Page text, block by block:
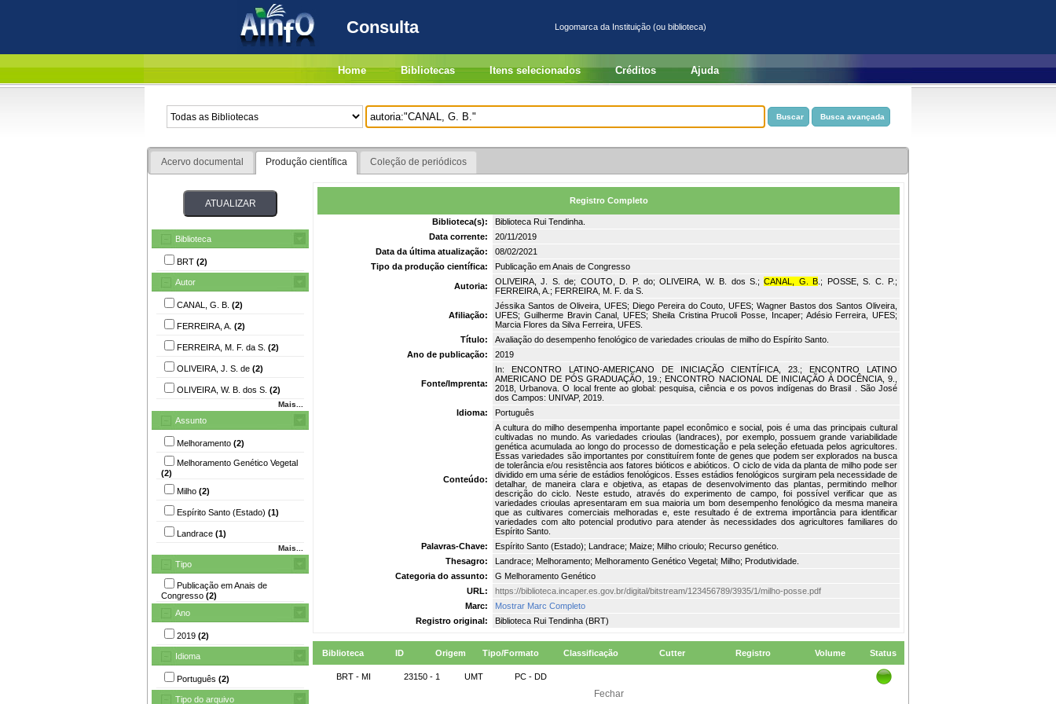
Consulta Logomarca da Instituição (ou biblioteca)
Home Bibliotecas Itens selecionados Créditos Ajuda
Acervo documental Produção científica Coleção de periódicos
Biblioteca
BRT (2)
Autor
CANAL, G. B. (2)
FERREIRA, A. (2)
FERREIRA, M. F. da S. (2)
OLIVEIRA, J. S. de (2)
OLIVEIRA, W. B. dos S. (2)
Mais...
Assunto
Melhoramento (2)
Melhoramento Genético Vegetal
(2)
Milho (2)
Espírito Santo (Estado) (1)
Landrace (1)
Mais...
Tipo
Publicação em Anais de
Congresso (2)
Ano
2019 (2)
Idioma
Português (2)
Tipo do arquivo
Registro Completo
Biblioteca(s):
Biblioteca Rui Tendinha.
Data corrente:
20/11/2019
Data da última atualização:
08/02/2021
Tipo da produção científica:
Publicação em Anais de Congresso
Autoria: OLIVEIRA, J. S. de; COUTO, D. P. do; OLIVEIRA, W. B. dos S.;CANAL, G. B .; POSSE, S. C. P.;
FERREIRA, A.; FERREIRA, M. F. da S.
Afiliação:
Jéssika Santos de Oliveira, UFES; Diego Pereira do Couto, UFES; Wagner Bastos dos Santos Oliveira,
UFES; Guilherme Bravin Canal, UFES; Sheila Cristina Prucoli Posse, Incaper; Adésio Ferreira, UFES;
Marcia Flores da Silva Ferreira, UFES.
Título:
Avaliação do desempenho fenológico de variedades crioulas de milho do Espírito Santo.
Ano de publicação:
2019
Fonte/Imprenta:
In: ENCONTRO LATINO-AMERICANO DE INICIAÇÃO CIENTÍFICA, 23.; ENCONTRO LATINO
AMERICANO DE PÓS GRADUAÇÃO, 19.; ENCONTRO NACIONAL DE INICIAÇÃO À DOCÊNCIA, 9.,
2018, Urbanova. O local frente ao global: pesquisa, ciência e os povos indígenas do Brasil . São José
dos Campos: UNIVAP, 2019.
Idioma:
Português
Conteúdo:
A cultura do milho desempenha importante papel econômico e social, pois é uma das principais cultural
cultivadas no mundo. As variedades crioulas (landraces), por exemplo, possuem grande variabilidade
genética acumulada ao longo do processo de domesticação e pela seleção efetuada pelos agricultores.
Essas variedades são importantes por constituírem fonte de genes que podem ser explorados na busca
de tolerância e/ou resistência aos fatores bióticos e abióticos. O ciclo de vida da planta de milho pode ser
dividido em uma série de estádios fenológicos. Esses estádios fenológicos surgiram pela necessidade de
detalhar, de maneira clara e objetiva, as etapas de desenvolvimento das plantas, permitindo melhor
descrição do ciclo. Neste estudo, através do experimento de campo, foi possível verificar que as
variedades crioulas apresentaram em sua maioria um bom desempenho fenológico da mesma maneira
que as cultivares comerciais melhoradas e, este resultado é de extrema importância para identificar
variedades com alto potencial produtivo para atender às necessidades dos agricultores familiares do
Espírito Santo.
Palavras-Chave:
Espírito Santo (Estado); Landrace; Maize; Milho crioulo; Recurso genético.
Thesagro:
Landrace; Melhoramento; Melhoramento Genético Vegetal; Milho; Produtividade.
Categoria do assunto:
G Melhoramento Genético
URL:
https://biblioteca.incaper.es.gov.br/digital/bitstream/123456789/3935/1/milho-posse.pdf
Marc:
Mostrar Marc Completo
Registro original:
Biblioteca Rui Tendinha (BRT)
Biblioteca ID Origem Tipo/Formato Classificação Cutter Registro Volume Status
BRT - MI 23150 - 1 UMT PC - DD
Fechar